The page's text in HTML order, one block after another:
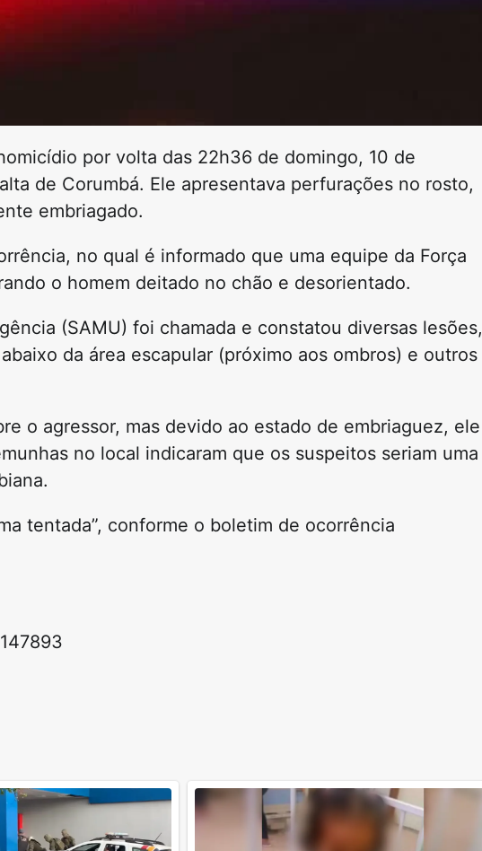
por volta das 22h36 de domingo, 10 de
de Corumbá. Ele apresentava perfurações no rosto,
embriagado.
no qual é informado que uma equipe da Força
o homem deitado no chão e desorientado.
(SAMU) foi chamada e constatou diversas lesões,
da área escapular (próximo aos ombros) e outros
o agressor, mas devido ao estado de embriaguez, ele
no local indicaram que os suspeitos seriam uma
tentada”, conforme o boletim de ocorrência